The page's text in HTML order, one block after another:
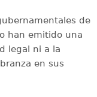
de
han emitido una
legal ni a la
en sus